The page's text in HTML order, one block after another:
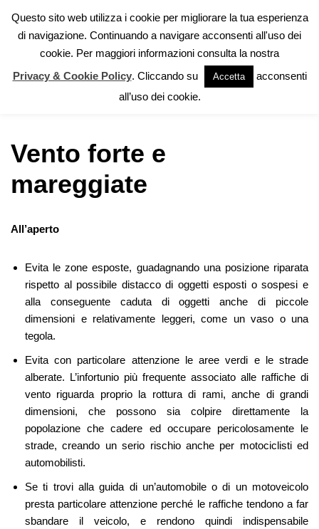
Vai
contenuto
»Rischio Meteorologico»Vento forte e
Vento forte e
mareggiate
All’aperto
Evita le zone esposte, guadagnando una posizione riparata
rispetto al possibile distacco di oggetti esposti o sospesi e
alla conseguente caduta di oggetti anche di piccole
dimensioni e relativamente leggeri, come un vaso o una
tegola.
Evita con particolare attenzione le aree verdi e le strade
alberate. L’infortunio più frequente associato alle raffiche di
vento riguarda proprio la rottura di rami, anche di grandi
dimensioni, che possono sia colpire direttamente la
popolazione che cadere ed occupare pericolosamente le
strade, creando un serio rischio anche per motociclisti ed
automobilisti.
Se ti trovi alla guida di un’automobile o di un motoveicolo
presta particolare attenzione perché le raffiche tendono a far
sbandare il veicolo, e rendono quindi indispensabile
Questo sito web utilizza i cookie per migliorare la tua esperienza
di navigazione. Continuando a navigare acconsenti all'uso dei
cookie. Per maggiori informazioni consulta la nostra
Privacy & Cookie Policy. Cliccando su Accetta
acconsenti
all’uso dei cookie.